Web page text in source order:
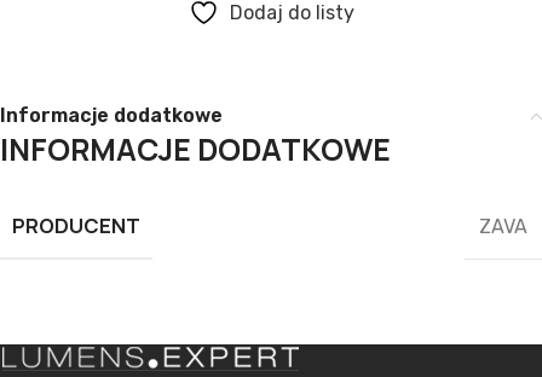
Dodaj do listy
Informacje dodatkowe
INFORMACJE DODATKOWE
PRODUCENT ZAVA